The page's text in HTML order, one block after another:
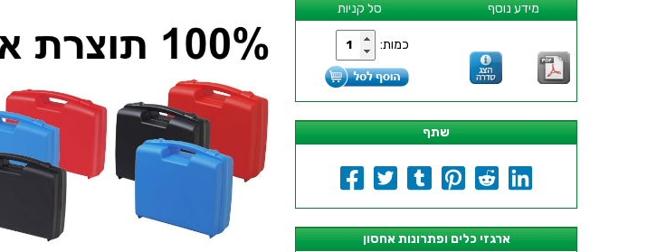
סל קניות מידע נוסף
כמות:
שתף
ארגזי כלים ופתרונות אחסון